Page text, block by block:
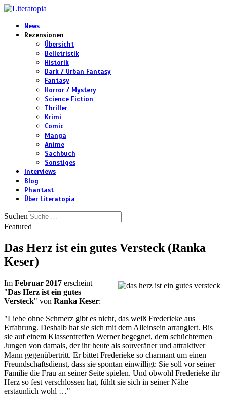
News
Rezensionen
Übersicht
Belletristik
Historik
Dark / Urban Fantasy
Fantasy
Horror / Mystery
Science Fiction
Thriller
Krimi
Comic
Manga
Anime
Sachbuch
Sonstiges
Interviews
Blog
Phantast
Über Literatopia
Suchen
Featured
Das Herz ist ein gutes Versteck (Ranka
Keser)
Im Februar 2017 erscheint
"Das Herz ist ein gutes
Versteck" von Ranka Keser:
"Liebe ohne Schmerz gibt es nicht, das weiß Frederieke aus
Erfahrung. Deshalb hat sie sich mit dem Alleinsein arrangiert. Bis
sie auf einem Klassentreffen Werner begegnet, dem schüchternen
Jungen von damals, der ihr heute als souveräner und attraktiver
Mann gegenübertritt. Er bittet Frederieke so charmant um einen
Freundschaftsdienst, dass sie spontan einwilligt: Sie soll vor seiner
Familie die Frau an seiner Seite spielen. Und obwohl Frederieke ihr
Herz so fest verschlossen hat, fühlt sie sich in seiner Nähe
erstaunlich wohl …"